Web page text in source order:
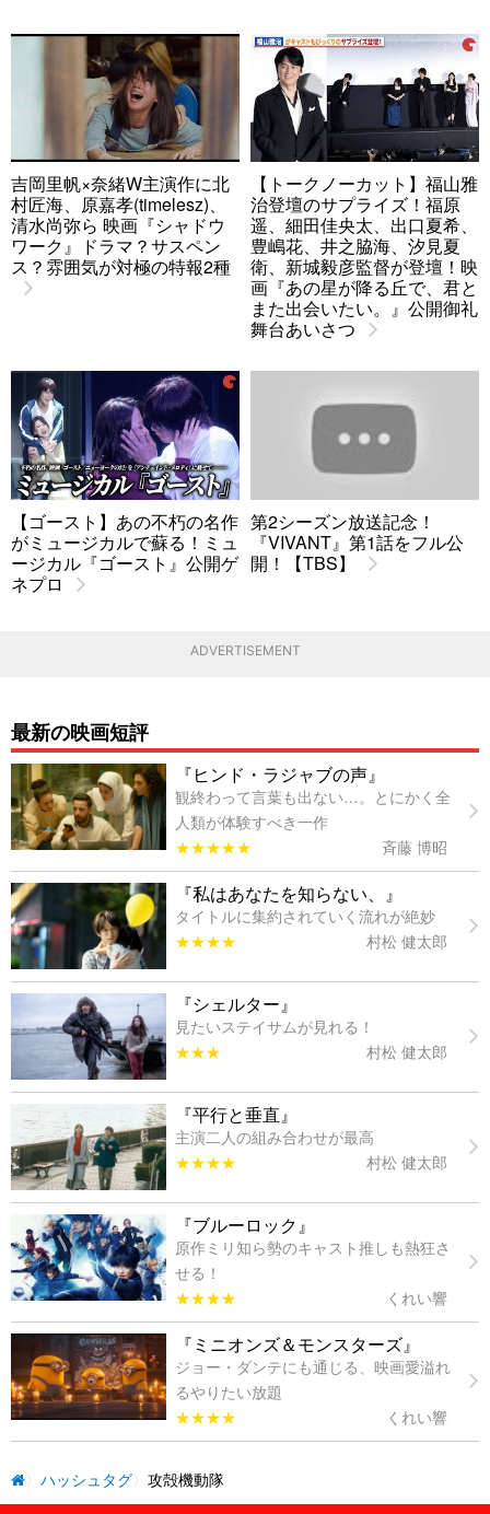
吉岡里帆×奈緒W主演作に北
村匠海、原嘉孝(timelesz)、
清水尚弥ら 映画『シャドウ
ワーク』ドラマ？サスペン
ス？雰囲気が対極の特報2種
【トークノーカット】福山雅
治登壇のサプライズ！福原
遥、細田佳央太、出口夏希、
豊嶋花、井之脇海、汐見夏
衛、新城毅彦監督が登壇！映
画『あの星が降る丘で、君と
また出会いたい。』公開御礼
舞台あいさつ
【ゴースト】あの不朽の名作
がミュージカルで蘇る！ミュ
ージカル『ゴースト』公開ゲ
ネプロ
第2シーズン放送記念！
『VIVANT』第1話をフル公
開！【TBS】
ADVERTISEMENT
最新の映画短評
『ヒンド・ラジャブの声』
観終わって言葉も出ない…。とにかく全
人類が体験すべき一作
★★★★★
斉藤 博昭
『私はあなたを知らない、』
タイトルに集約されていく流れが絶妙
★★★★
村松 健太郎
『シェルター』
見たいステイサムが見れる！
★★★
村松 健太郎
『平行と垂直』
主演二人の組み合わせが最高
★★★★
村松 健太郎
『ブルーロック』
原作ミリ知ら勢のキャスト推しも熱狂さ
せる！
★★★★
くれい響
『ミニオンズ＆モンスターズ』
ジョー・ダンテにも通じる、映画愛溢れ
るやりたい放題
★★★★
くれい響
ハッシュタグ 攻殻機動隊